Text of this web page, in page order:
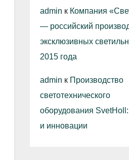
admin к Компания
— российский
эксклюзивных
2015 года
admin к Производство
светотехнического
оборудования SvetHoll:
и инновации